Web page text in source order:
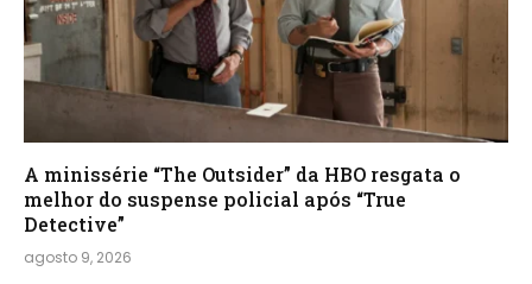
A minissérie “The Outsider” da HBO resgata o
melhor do suspense policial após “True
Detective”
agosto 9, 2026